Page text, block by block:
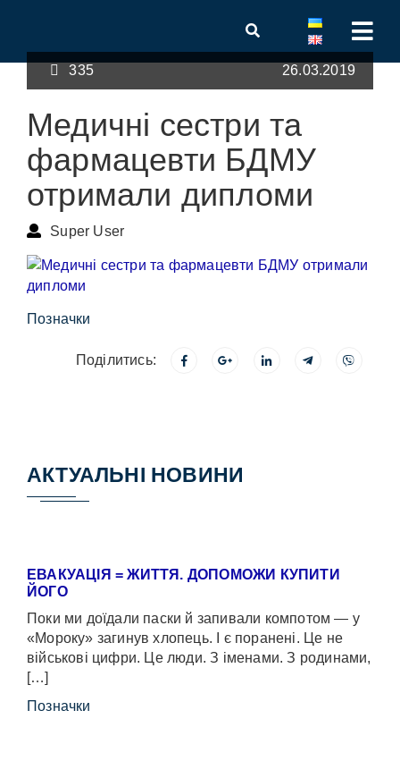
335 26.03.2019
Медичні сестри та
фармацевти БДМУ
отримали дипломи
Super User
Позначки
Поділитись:
АКТУАЛЬНІ НОВИНИ
ЕВАКУАЦІЯ = ЖИТТЯ. ДОПОМОЖИ КУПИТИ
ЙОГО
Поки ми доїдали паски й запивали компотом — у
«Мороку» загинув хлопець. І є поранені. Це не
військові цифри. Це люди. З іменами. З родинами,
[…]
Позначки